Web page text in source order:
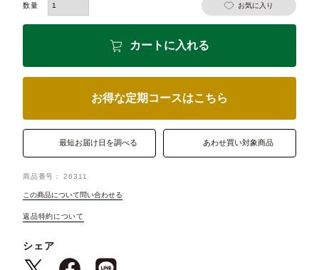
お気に入り
カートに入れる
お得な定期コースはこちら
最短お届け日を調べる あわせ買い対象商品
商品番号 26311
この商品について問い合わせる
返品特約について
シェア